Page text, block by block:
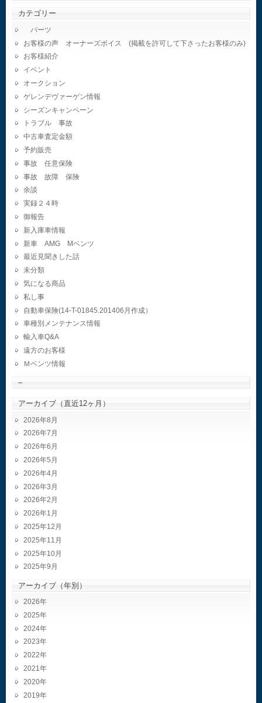
カテゴリー
パーツ
お客様の声 オーナーズボイス (掲載を許可して下さったお客様のみ)
お客様紹介
イベント
オークション
ゲレンデヴァーゲン情報
シーズンキャンペーン
トラブル 事故
中古車査定金額
予約販売
事故 任意保険
事故 故障 保険
余談
実録２４時
御報告
新入庫車情報
新車 AMG Mベンツ
最近見聞きした話
未分類
気になる商品
私し事
自動車保険(14-T-01845.201406月作成）
車種別メンテナンス情報
輸入車Q&A
遠方のお客様
Ｍベンツ情報
–
アーカイブ（直近12ヶ月）
2026年8月
2026年7月
2026年6月
2026年5月
2026年4月
2026年3月
2026年2月
2026年1月
2025年12月
2025年11月
2025年10月
2025年9月
アーカイブ（年別）
2026
2025
2024
2023
2022
2021
2020
2019